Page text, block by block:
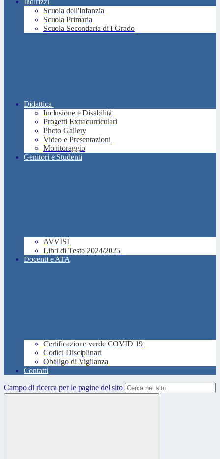
Indirizzi
Scuola dell'Infanzia
Scuola Primaria
Scuola Secondaria di I Grado
Didattica
Inclusione e Disabilità
Progetti Extracurriculari
Photo Gallery
Video e Presentazioni
Monitoraggio
Genitori e Studenti
AVVISI
Libri di Testo 2024/2025
Docenti e ATA
Certificazione verde COVID 19
Codici Disciplinari
Obbligo di Vigilanza
Contatti
Campo di ricerca per le pagine del sito